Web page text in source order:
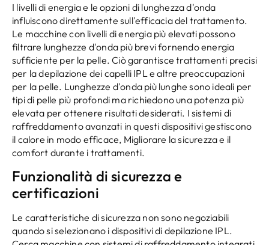
I livelli di energia e le opzioni di lunghezza d'onda
influiscono direttamente sull'efficacia del trattamento.
Le macchine con livelli di energia più elevati possono
filtrare lunghezze d'onda più brevi fornendo energia
sufficiente per la pelle. Ciò garantisce trattamenti precisi
per la depilazione dei capelli IPL e altre preoccupazioni
per la pelle. Lunghezze d'onda più lunghe sono ideali per
tipi di pelle più profondi ma richiedono una potenza più
elevata per ottenere risultati desiderati. I sistemi di
raffreddamento avanzati in questi dispositivi gestiscono
il calore in modo efficace, Migliorare la sicurezza e il
comfort durante i trattamenti.
Funzionalità di sicurezza e
certificazioni
Le caratteristiche di sicurezza non sono negoziabili
quando si selezionano i dispositivi di depilazione IPL.